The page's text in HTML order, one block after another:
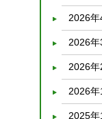
2026年
2026年
2026年
2026年
2025年